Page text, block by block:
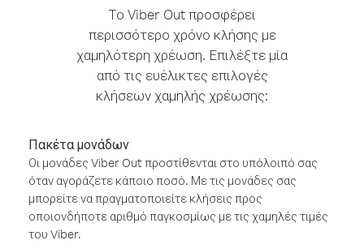
Το Viber Out προσφέρει
περισσότερο χρόνο κλήσης με
χαμηλότερη χρέωση. Επιλέξτε μία
από τις ευέλικτες επιλογές
κλήσεων χαμηλής χρέωσης:
Πακέτα μονάδων
Οι μονάδες Viber Out προστίθενται στο υπόλοιπό σας
όταν αγοράζετε κάποιο ποσό. Με τις μονάδες σας
μπορείτε να πραγματοποιείτε κλήσεις προς
οποιονδήποτε αριθμό παγκοσμίως με τις χαμηλές τιμές
του Viber.